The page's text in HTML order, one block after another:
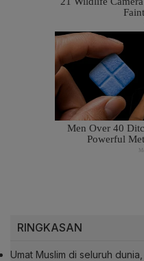
RINGKASAN
Umat Muslim di seluruh